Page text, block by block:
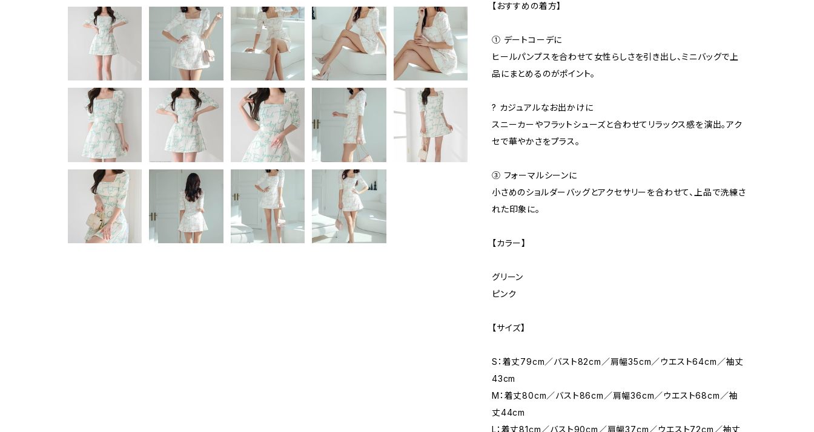
【おすすめの着方】
① デートコーデに
ヒールパンプスを合わせて女性らしさを引き出し、ミニバッグで上
品にまとめるのがポイント。
? カジュアルなお出かけに
スニーカーやフラットシューズと合わせてリラックス感を演出。アク
セで華やかさをプラス。
③ フォーマルシーンに
小さめのショルダーバッグとアクセサリーを合わせて、上品で洗練さ
れた印象に。
【カラー】
グリーン
ピンク
【サイズ】
S：着丈79cm／バスト82cm／肩幅35cm／ウエスト64cm／袖丈
43cm
M：着丈80cm／バスト86cm／肩幅36cm／ウエスト68cm／袖
丈44cm
L：着丈81cm／バスト90cm／肩幅37cm／ウエスト72cm／袖丈